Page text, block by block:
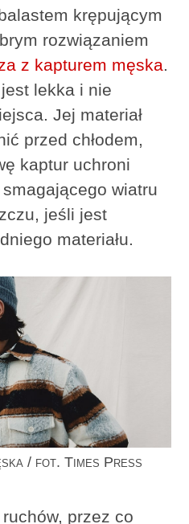
krępującym
rozwiązaniem
z kapturem męska
lekka i nie
Jej materiał
przed chłodem,
kaptur uchroni
wiatru
jeśli jest
materiału.
/ fot. Times Press
przez co